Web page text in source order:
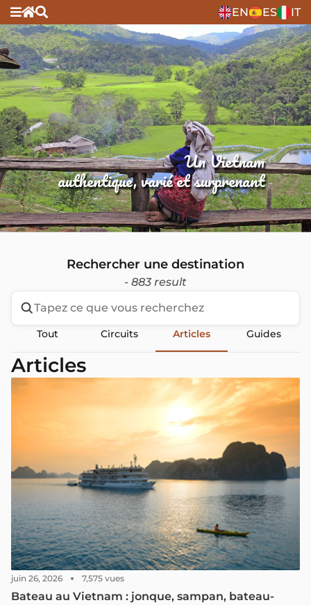
EN ES IT
Un Vietnam
authentique, varié et surprenant
Rechercher une destination
- 883 result
Tout Circuits Articles Guides
Articles
juin 26, 2026 7,575 vues
Bateau au Vietnam : jonque, sampan, bateau-